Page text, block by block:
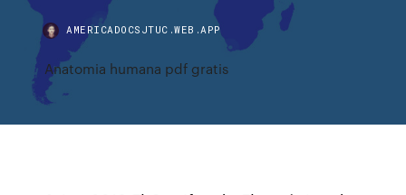
AMERICADOCSJTUC.WEB.APP
Anatomia humana pdf gratis